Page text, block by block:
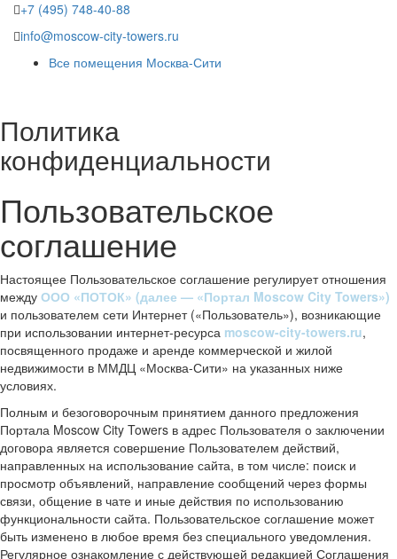
+7 (495) 748-40-88
info@moscow-city-towers.ru
Все помещения Москва-Сити
Политика
конфиденциальности
Пользовательское
соглашение
Настоящее Пользовательское соглашение регулирует отношения
между ООО «ПОТОК» (далее — «Портал Moscow City Towers»)
и пользователем сети Интернет («Пользователь»), возникающие
при использовании интернет-ресурса moscow-city-towers.ru,
посвященного продаже и аренде коммерческой и жилой
недвижимости в ММДЦ «Москва-Сити» на указанных ниже
условиях.
Полным и безоговорочным принятием данного предложения
Портала Moscow City Towers в адрес Пользователя о заключении
договора является совершение Пользователем действий,
направленных на использование сайта, в том числе: поиск и
просмотр объявлений, направление сообщений через формы
связи, общение в чате и иные действия по использованию
функциональности сайта. Пользовательское соглашение может
быть изменено в любое время без специального уведомления.
Регулярное ознакомление с действующей редакцией Соглашения